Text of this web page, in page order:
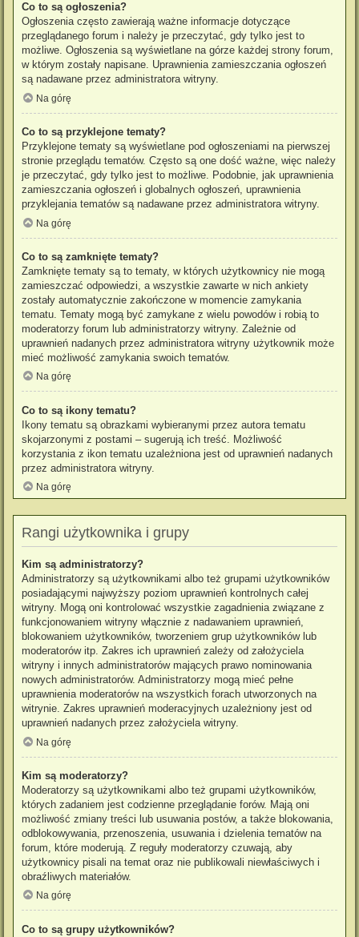
Co to są ogłoszenia?
Ogłoszenia często zawierają ważne informacje dotyczące
przeglądanego forum i należy je przeczytać, gdy tylko jest to
możliwe. Ogłoszenia są wyświetlane na górze każdej strony forum,
w którym zostały napisane. Uprawnienia zamieszczania ogłoszeń
są nadawane przez administratora witryny.
Na górę
Co to są przyklejone tematy?
Przyklejone tematy są wyświetlane pod ogłoszeniami na pierwszej
stronie przeglądu tematów. Często są one dość ważne, więc należy
je przeczytać, gdy tylko jest to możliwe. Podobnie, jak uprawnienia
zamieszczania ogłoszeń i globalnych ogłoszeń, uprawnienia
przyklejania tematów są nadawane przez administratora witryny.
Na górę
Co to są zamknięte tematy?
Zamknięte tematy są to tematy, w których użytkownicy nie mogą
zamieszczać odpowiedzi, a wszystkie zawarte w nich ankiety
zostały automatycznie zakończone w momencie zamykania
tematu. Tematy mogą być zamykane z wielu powodów i robią to
moderatorzy forum lub administratorzy witryny. Zależnie od
uprawnień nadanych przez administratora witryny użytkownik może
mieć możliwość zamykania swoich tematów.
Na górę
Co to są ikony tematu?
Ikony tematu są obrazkami wybieranymi przez autora tematu
skojarzonymi z postami – sugerują ich treść. Możliwość
korzystania z ikon tematu uzależniona jest od uprawnień nadanych
przez administratora witryny.
Na górę
Rangi użytkownika i grupy
Kim są administratorzy?
Administratorzy są użytkownikami albo też grupami użytkowników
posiadającymi najwyższy poziom uprawnień kontrolnych całej
witryny. Mogą oni kontrolować wszystkie zagadnienia związane z
funkcjonowaniem witryny włącznie z nadawaniem uprawnień,
blokowaniem użytkowników, tworzeniem grup użytkowników lub
moderatorów itp. Zakres ich uprawnień zależy od założyciela
witryny i innych administratorów mających prawo nominowania
nowych administratorów. Administratorzy mogą mieć pełne
uprawnienia moderatorów na wszystkich forach utworzonych na
witrynie. Zakres uprawnień moderacyjnych uzależniony jest od
uprawnień nadanych przez założyciela witryny.
Na górę
Kim są moderatorzy?
Moderatorzy są użytkownikami albo też grupami użytkowników,
których zadaniem jest codzienne przeglądanie forów. Mają oni
możliwość zmiany treści lub usuwania postów, a także blokowania,
odblokowywania, przenoszenia, usuwania i dzielenia tematów na
forum, które moderują. Z reguły moderatorzy czuwają, aby
użytkownicy pisali na temat oraz nie publikowali niewłaściwych i
obraźliwych materiałów.
Na górę
Co to są grupy użytkowników?